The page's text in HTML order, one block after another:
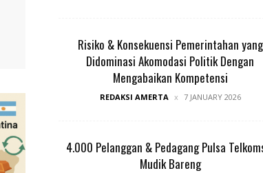
Risiko & Konsekuensi Pemerintahan yang
Didominasi Akomodasi Politik Dengan
Mengabaikan Kompetensi
REDAKSI AMERTA 7 JANUARY 2026
4.000 Pelanggan & Pedagang Pulsa
Mudik Bareng